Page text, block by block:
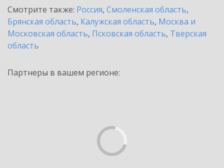
Смотрите также: Россия, Смоленская область,
Брянская область, Калужская область, Москва и
Московская область, Псковская область, Тверская
область
Партнеры в вашем регионе: